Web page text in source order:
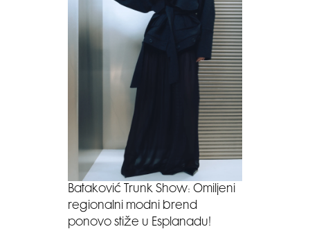
Bataković Trunk Show: Omiljeni
regionalni modni brend
ponovo stiže u Esplanadu!